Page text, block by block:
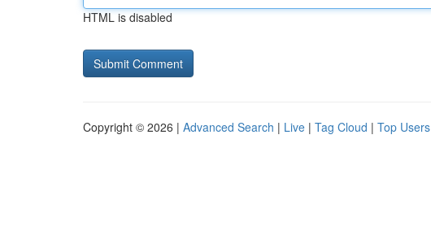
HTML is disabled
Copyright © 2026 | Advanced Search | Live | Tag Cloud | Top Users